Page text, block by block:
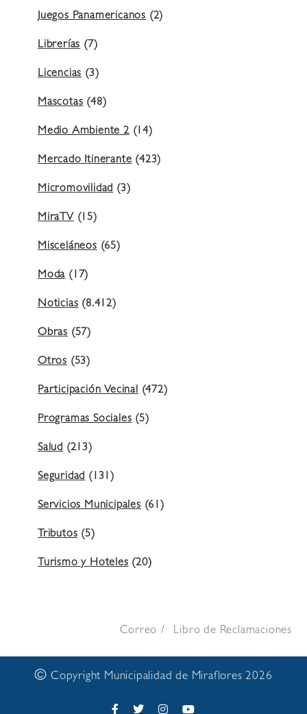
Juegos Panamericanos (2)
Librerías (7)
Licencias (3)
Mascotas (48)
Medio Ambiente 2(14)
Mercado Itinerante (423)
Micromovilidad (3)
MiraTV (15)
Misceláneos (65)
Moda (17)
Noticias (8.412)
Obras (57)
Otros (53)
Participación Vecinal (472)
Programas Sociales (5)
Salud (213)
Seguridad (131)
Servicios Municipales (61)
Tributos (5)
Turismo y Hoteles (20)
Correo Libro de Reclamaciones
© Copyright Municipalidad de Miraflores 2026